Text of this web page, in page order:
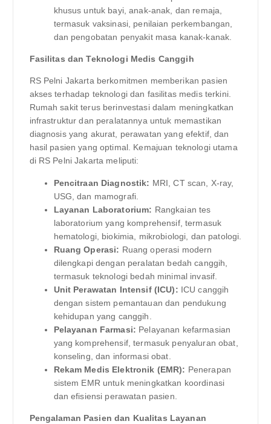
khusus untuk bayi, anak-anak, dan remaja,
termasuk vaksinasi, penilaian perkembangan,
dan pengobatan penyakit masa kanak-kanak.
Fasilitas dan Teknologi Medis Canggih
RS Pelni Jakarta berkomitmen memberikan pasien
akses terhadap teknologi dan fasilitas medis terkini.
Rumah sakit terus berinvestasi dalam meningkatkan
infrastruktur dan peralatannya untuk memastikan
diagnosis yang akurat, perawatan yang efektif, dan
hasil pasien yang optimal. Kemajuan teknologi utama
di RS Pelni Jakarta meliputi:
Pencitraan Diagnostik: MRI, CT scan, X-ray,
USG, dan mamografi.
Layanan Laboratorium: Rangkaian tes
laboratorium yang komprehensif, termasuk
hematologi, biokimia, mikrobiologi, dan patologi.
Ruang Operasi: Ruang operasi modern
dilengkapi dengan peralatan bedah canggih,
termasuk teknologi bedah minimal invasif.
Unit Perawatan Intensif (ICU): ICU canggih
dengan sistem pemantauan dan pendukung
kehidupan yang canggih.
Pelayanan Farmasi: Pelayanan kefarmasian
yang komprehensif, termasuk penyaluran obat,
konseling, dan informasi obat.
Rekam Medis Elektronik (EMR): Penerapan
sistem EMR untuk meningkatkan koordinasi
dan efisiensi perawatan pasien.
Pengalaman Pasien dan Kualitas Layanan